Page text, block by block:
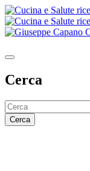
Cerca
Cerca